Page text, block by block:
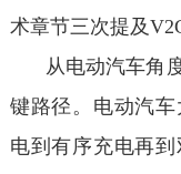
术章节三次提及
从电动汽车角
键路径。电动汽
电到有序充电再